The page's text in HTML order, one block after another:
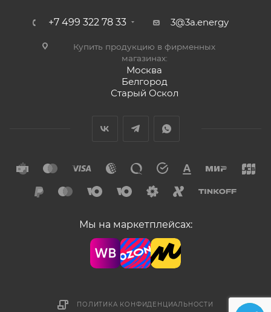
+7 499 322 78 33 3@3a.energy
Купить продукцию в фирменных
магазинах:
Москва
Белгород
Старый Оскол
Мы на маркетплейсах:
ПОЛИТИКА КОНФИДЕНЦИАЛЬНОСТИ